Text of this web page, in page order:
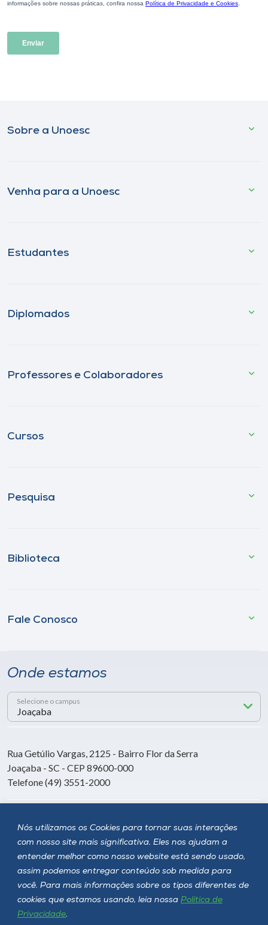
Nós utilizamos os Cookies para tornar suas interações
com nosso site mais significativa. Eles nos ajudam a
entender melhor como nosso website está sendo usado,
assim podemos entregar conteúdo sob medida para
você. Para mais informações sobre os tipos diferentes de
cookies que estamos usando, leia nossa Política de
Privacidade.
Sobre a Unoesc
Venha para a Unoesc
Estudantes
Diplomados
Professores e Colaboradores
Cursos
Pesquisa
Biblioteca
Fale Conosco
Onde estamos
Selecione o campus
Rua Getúlio Vargas, 2125 - Bairro Flor da Serra
Joaçaba - SC - CEP 89600-000
Telefone (49) 3551-2000
Siga a Unoesc